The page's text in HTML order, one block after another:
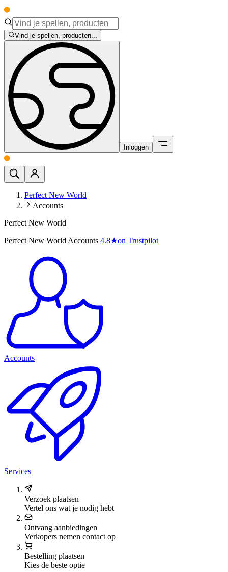
Vind je spellen, producten...
Inloggen
Perfect New World
Accounts
Perfect New World
Perfect New World Accounts 4.8★on Trustpilot
Accounts
Services
Verzoek plaatsen
Vertel ons wat je nodig hebt
Ontvang aanbiedingen
Verkopers nemen contact op
Bestelling plaatsen
Kies de beste optie